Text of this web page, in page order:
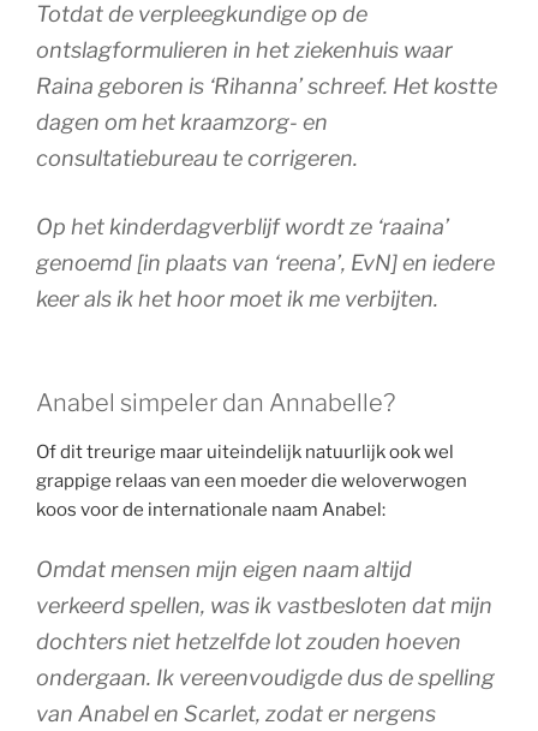
Totdat de verpleegkundige op de
ontslagformulieren in het ziekenhuis waar
Raina geboren is ‘Rihanna’ schreef. Het kostte
dagen om het kraamzorg- en
consultatiebureau te corrigeren.
Op het kinderdagverblijf wordt ze ‘raaina’
genoemd [in plaats van ‘reena’, EvN] en iedere
keer als ik het hoor moet ik me verbijten.
Anabel simpeler dan Annabelle?
Of dit treurige maar uiteindelijk natuurlijk ook wel
grappige relaas van een moeder die weloverwogen
koos voor de internationale naam Anabel:
Omdat mensen mijn eigen naam altijd
verkeerd spellen, was ik vastbesloten dat mijn
dochters niet hetzelfde lot zouden hoeven
ondergaan. Ik vereenvoudigde dus de spelling
van Anabel en Scarlet, zodat er nergens